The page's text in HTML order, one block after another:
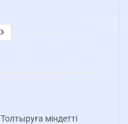
Толтыруға міндетті